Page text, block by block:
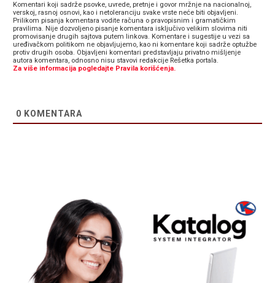
Komentari koji sadrže psovke, uvrede, pretnje i govor mržnje na nacionalnoj,
verskoj, rasnoj osnovi, kao i netoleranciju svake vrste neće biti objavljeni.
Prilikom pisanja komentara vodite računa o pravopisnim i gramatičkim
pravilima. Nije dozvoljeno pisanje komentara isključivo velikim slovima niti
promovisanje drugih sajtova putem linkova. Komentare i sugestije u vezi sa
uređivačkom politikom ne objavljujemo, kao ni komentare koji sadrže optužbe
protiv drugih osoba. Objavljeni komentari predstavljaju privatno mišljenje
autora komentara, odnosno nisu stavovi redakcije Rešetka portala.
Za više informacija pogledajte Pravila korišćenja.
0 KOMENTARA